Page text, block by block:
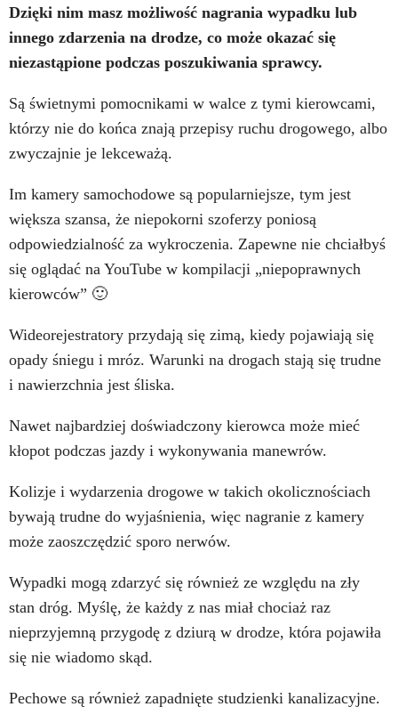
Dzięki nim masz możliwość nagrania wypadku lub
innego zdarzenia na drodze, co może okazać się
niezastąpione podczas poszukiwania sprawcy.
Są świetnymi pomocnikami w walce z tymi kierowcami,
którzy nie do końca znają przepisy ruchu drogowego, albo
zwyczajnie je lekceważą.
Im kamery samochodowe są popularniejsze, tym jest
większa szansa, że niepokorni szoferzy poniosą
odpowiedzialność za wykroczenia. Zapewne nie chciałbyś
się oglądać na YouTube w kompilacji „niepoprawnych
kierowców” 🙂
Wideorejestratory przydają się zimą, kiedy pojawiają się
opady śniegu i mróz. Warunki na drogach stają się trudne
i nawierzchnia jest śliska.
Nawet najbardziej doświadczony kierowca może mieć
kłopot podczas jazdy i wykonywania manewrów.
Kolizje i wydarzenia drogowe w takich okolicznościach
bywają trudne do wyjaśnienia, więc nagranie z kamery
może zaoszczędzić sporo nerwów.
Wypadki mogą zdarzyć się również ze względu na zły
stan dróg. Myślę, że każdy z nas miał chociaż raz
nieprzyjemną przygodę z dziurą w drodze, która pojawiła
się nie wiadomo skąd.
Pechowe są również zapadnięte studzienki kanalizacyjne.